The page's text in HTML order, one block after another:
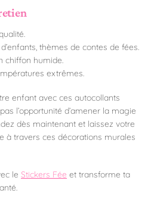
thèmes de contes de fées.
chiffon humide.
extrêmes.
enfant avec ces autocollants
l’opportunité d’amener la magie
dès maintenant et laissez votre
à travers ces décorations murales
le Stickers Fée et transforme ta